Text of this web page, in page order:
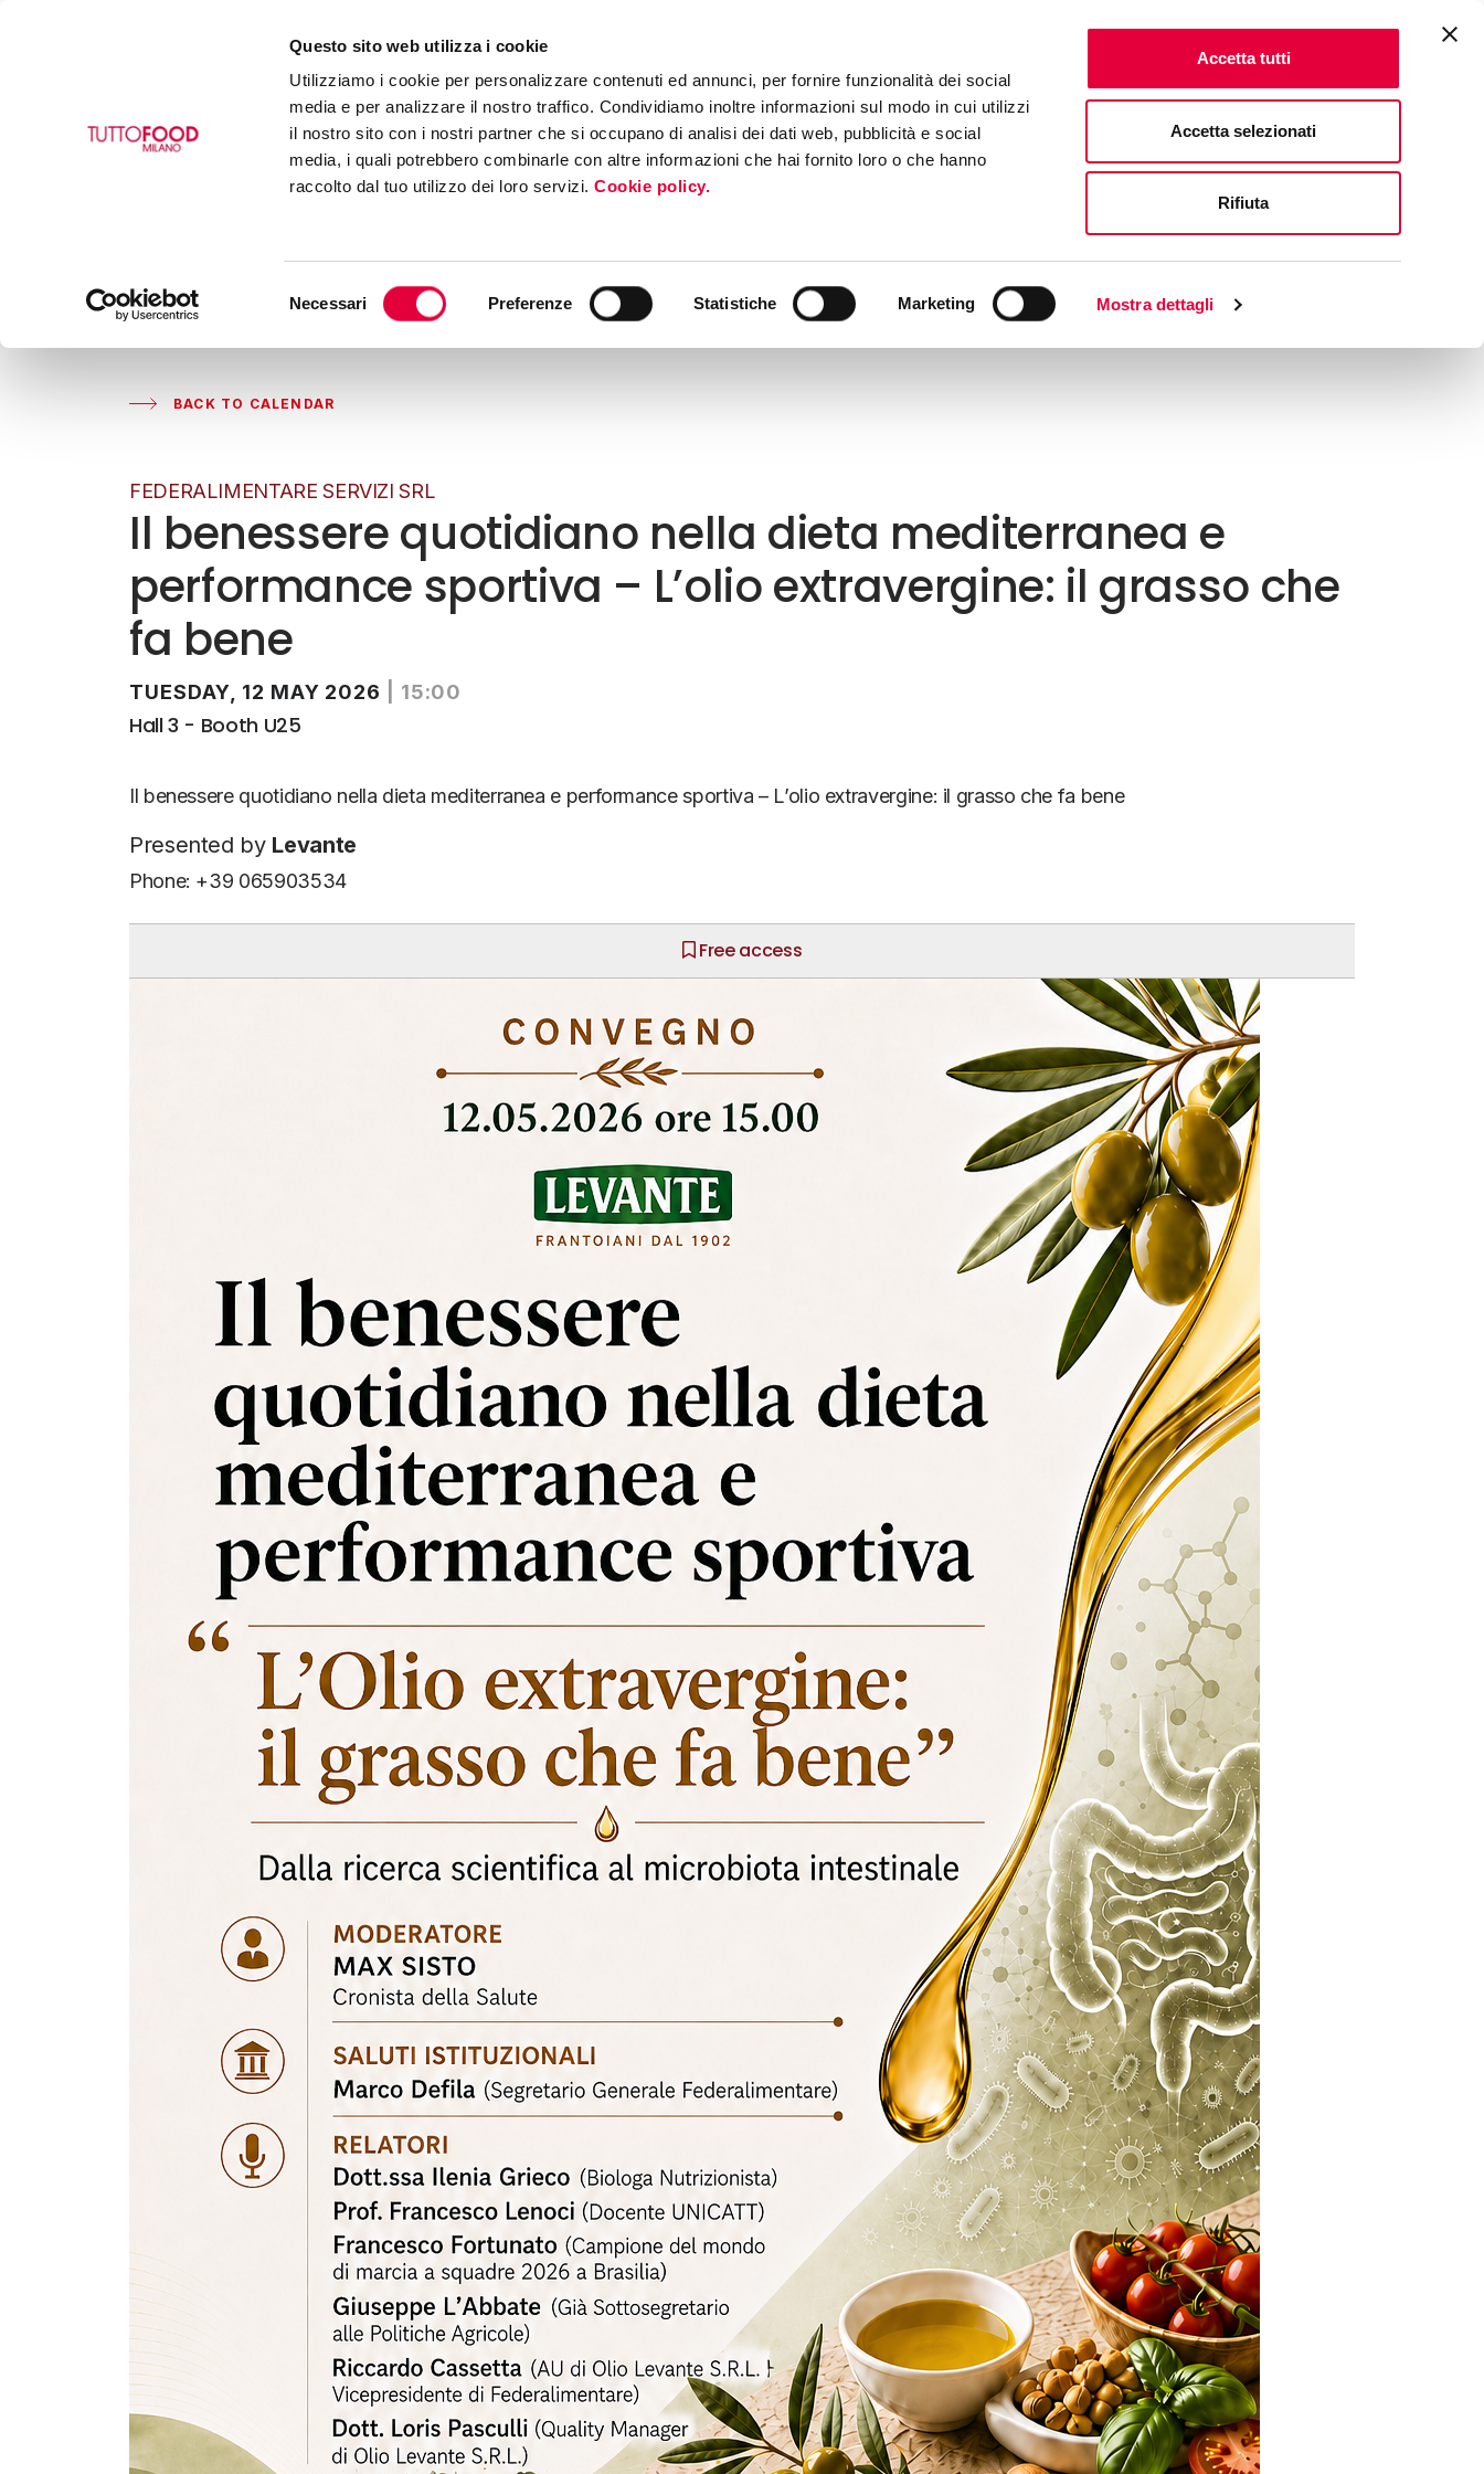
Questo sito web utilizza i cookie
Utilizziamo i cookie per personalizzare contenuti ed annunci, per fornire funzionalità dei social
media e per analizzare il nostro traffico. Condividiamo inoltre informazioni sul modo in cui utilizzi
il nostro sito con i nostri partner che si occupano di analisi dei dati web, pubblicità e social
media, i quali potrebbero combinarle con altre informazioni che hai fornito loro o che hanno
raccolto dal tuo utilizzo dei loro servizi.Cookie policy.
Necessari Preferenze Statistiche Marketing Mostra dettagli
Accetta tutti
Accetta selezionati
Rifiuta
BACK TO CALENDAR
FEDERALIMENTARE SERVIZI SRL
Il benessere quotidiano nella dieta mediterranea e
performance sportiva – L’olio extravergine: il grasso che
fa bene
TUESDAY, 12 MAY 2026 15:00
Hall 3 - Booth U25
Il benessere quotidiano nella dieta mediterranea e performance sportiva – L’olio extravergine: il grasso che fa bene
Presented by Levante
Phone: +39 065903534
Free access